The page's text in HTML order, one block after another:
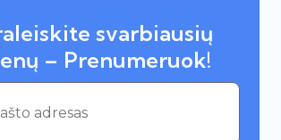
svarbiausių
– Prenumeruok!